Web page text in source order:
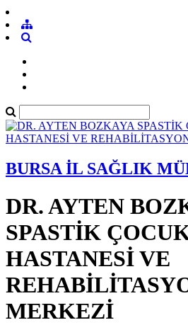
BURSA İL SAĞLIK
DR. AYTEN
SPASTİK
HASTANESİ VE
MERKEZİ